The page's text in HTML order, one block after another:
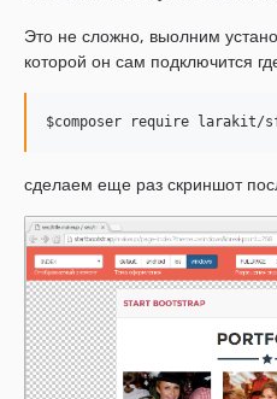
Это не сложно, выолним
которой он сам подключится
сделаем еще раз скриншот